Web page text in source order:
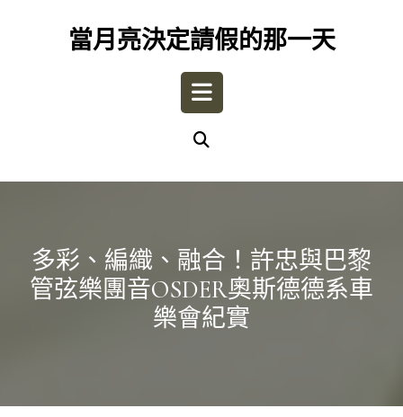
當月亮決定請假的那一天
Open
多彩、編織、融合！許忠與巴黎
管弦樂團音OSDER奧斯德德系車
樂會紀實